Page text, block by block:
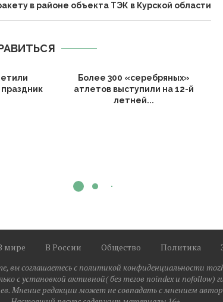
в районе объекта ТЭК в Курской области
Более 300 «серебряных»
атлетов выступили на 12-й
летней...
мире В России Общество Политика
вы соглашаетесь с политикой конфиденциальности
с установкой активной( без тегов noindex и nofollow)
Мнение редакции может не совпадать с мнением